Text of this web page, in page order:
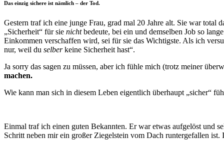
Das einzig sichere ist nämlich – der Tod.
Gestern traf ich eine junge Frau, grad mal 20 Jahre alt. Sie war total
„Sicherheit“ für sie nichtbedeute, bei ein und demselben Job so
Einkommen verschaffen wird, sei für sie das Wichtigste. Als ich
nur, weil du selberkeine Sicherheit hast“.
Ja sorry das sagen zu müssen, aber ich fühle mich (trotz meiner
machen.
Wie kann man sich in diesem Leben eigentlich überhaupt „sicher“
Einmal traf ich einen guten Bekannten. Er war etwas aufgelöst und
Schritt neben mir ein großer Ziegelstein vom Dach runtergefallen